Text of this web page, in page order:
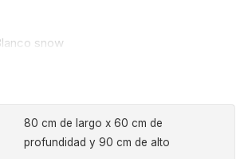
snow
80 cm de largo x 60 cm de
profundidad y 90 cm de alto